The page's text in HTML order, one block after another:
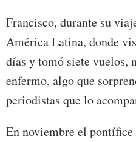
Francisco, durante su
América Latina, donde
días y tomó siete vuelos,
enfermo, algo que
periodistas que lo
En noviembre el